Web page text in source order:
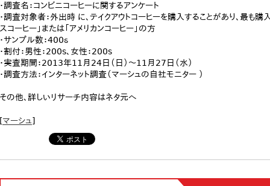
・調査名：コンビニコーヒーに関するアンケート
・調査対象者：外出時 に、テイクアウトコーヒーを購入することがあり、最も購
スコーヒー」または「アメリカンコーヒー」の方
・サンプル数：400ｓ
・割付：男性：200s、女性：200s
・実査期間：2013年11月24日（日）～11月27日（水）
・調査方法：インターネット調査（マーシュの自社モニター ）
その他、詳しいリサーチ内容はネタ元へ
[マーシュ]